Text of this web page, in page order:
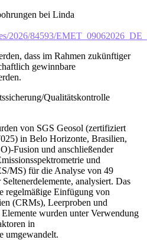
bei Linda
2026/84593/
dass im Rahmen zukünftiger
gewinnbare
Qualitätskontrolle
von SGS Geosol (zertifiziert
in Belo Horizonte, Brasilien,
Fusion und anschließender
und
MS) für die Analyse von 49
analysiert. Das
regelmäßige Einfügung von
(CRMs), Leerproben und
wurden unter Verwendung
in
umgewandelt.